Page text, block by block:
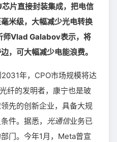
片直接封装集成，把电信
米级，大幅减少光电转换
师Vlad Galabov表示，将
，可大幅减少电能浪费。
年，CPO市场规模将达
纤的发明者，康宁也是玻
先的创新企业，具备大规
件。据悉， 光通信业务已
门。今年1月，Meta曾宣